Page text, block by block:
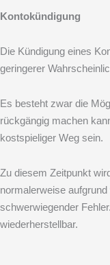
Kontokündigung
Die Kündigung eines
geringerer
Es besteht zwar die
rückgängig machen
kostspieliger Weg sein.
Zu diesem Zeitpunkt
normalerweise
schwerwiegender
wiederherstellbar.